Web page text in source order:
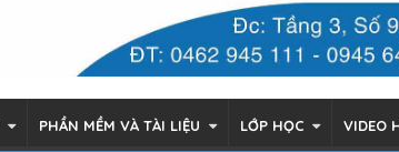
PHẦN MỀM VÀ TÀI LIỆU LỚP HỌC VIDEO